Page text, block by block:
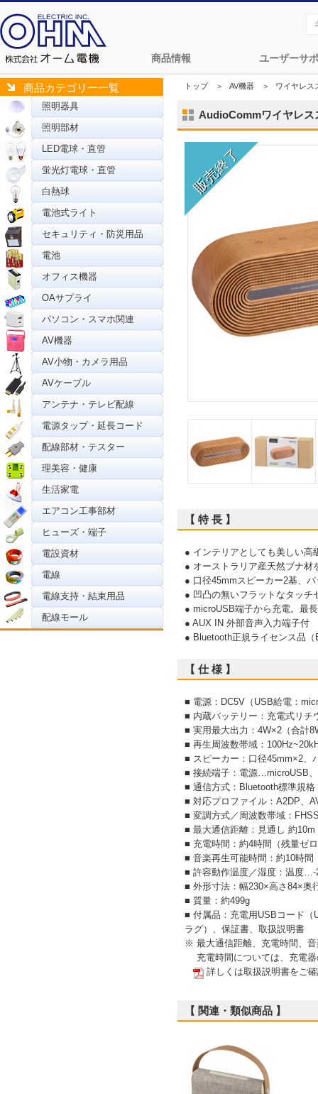
商品情報 ユーザーサ
商品カテゴリー一覧
照明器具
照明部材
LED電球・直管
蛍光灯電球・直管
白熱球
電池式ライト
セキュリティ・防災用品
電池
オフィス機器
OAサプライ
パソコン・スマホ関連
AV機器
AV小物・カメラ用品
AVケーブル
アンテナ・テレビ配線
電源タップ・延長コード
配線部材・テスター
理美容・健康
生活家電
エアコン工事部材
ヒューズ・端子
電設資材
電線
電線支持・結束用品
配線モール
トップ＞ AV機器 ＞ ワイヤレス
AudioCommワイヤレス
【 特 長 】
● インテリアとしても美しい高
● オーストラリア産天然ブナ材
● 口径45mmスピーカー2基、
● 凹凸の無いフラットなタッチ
● microUSB端子から充電。最
● AUX IN 外部音声入力端子付
● Bluetooth正規ライセンス品
【 仕 様 】
■ 電源：DC5V（USB給電：
■ 内蔵バッテリー：充電式リチ
■ 実用最大出力：4W×2（合計
■ 再生周波数帯域：
■ スピーカー：口径45mm×2、
■ 接続端子：電源…microUSB
■ 通信方式：Bluetooth標準規格
■ 対応プロファイル：A2DP、
■ 変調方式／周波数帯域：
■ 最大通信距離：見通し 約10m
■ 充電時間：約4時間（残量ゼ
■ 音楽再生可能時間：約10時間
■ 許容動作温度／湿度：温度
■ 外形寸法：幅230×高さ84×奥
■ 質量：約499g
■ 付属品：充電用USBコード
ラグ）、保証書、取扱説明書
※ 最大通信距離、充電時間、
充電時間については、充電器
詳しくは取扱説明書をご
【 関連・類似商品 】